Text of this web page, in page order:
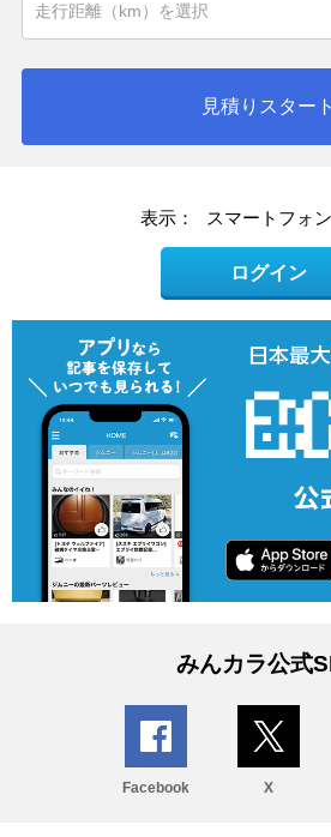
見積りスタート
表示： スマートフォン
ログイン
みんカラ公式
Facebook X